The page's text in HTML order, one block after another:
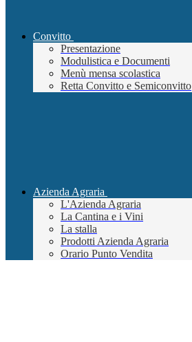
Convitto
Presentazione
Modulistica e Documenti
Menù mensa scolastica
Retta Convitto e Semiconvitto
Azienda Agraria
L'Azienda Agraria
La Cantina e i Vini
La stalla
Prodotti Azienda Agraria
Orario Punto Vendita